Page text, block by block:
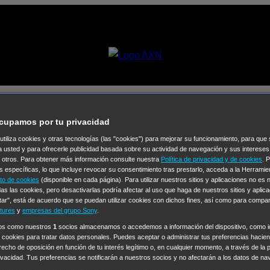
Selecciona un
Colección de Videos
Operación: Huracán House of Cards Despedida Salvaje
en familia Hudson & Rex
Lola High Country Los casos de Susan Ryeland:
Libre de Culpa Morbius NCIS: Nueva Orleans Pandora En
Chicago Fire Monarch Circuito cerrado Alert: Unidad de
por tu privacidad
cookies y otras tecnologías (las "cookies") para mejorar su funcionamiento, para que
usted y para ofrecerle publicidad basada sobre su actividad de navegación y sus
otros. Para obtener más información consulte nuestra Política de privacidad y de cookies .
específicas, lo que incluye revocar su consentimiento tras prestarlo, acceda a la
de cookies (disponible en cada página). Para utilizar nuestros sitios y aplicaciones no es
las cookies, pero desactivarlas podría afectar al uso que haga de nuestros sitios y
está de acuerdo que se puedan utilizar cookies con dichos fines, así como para
y empresas del grupo Sony.
como nuestros 1 socios almacenamos o accedemos a información del dispositivo, como
para tratar datos personales. Puedes aceptar o administrar tus preferencias
de oposición en función de tu interés legítimo o, en cualquier momento, a través de la
Tus preferencias se notificarán a nuestros socios y no afectarán a los datos de